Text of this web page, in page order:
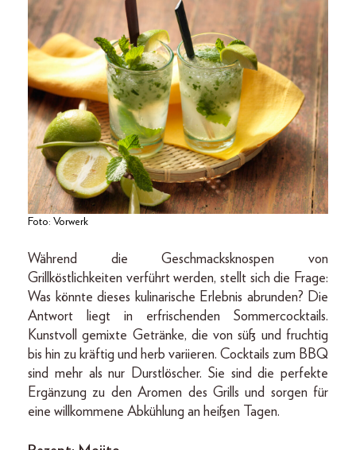
Foto: Vorwerk
Während die Geschmacksknospen von
Grillköstlichkeiten verführt werden, stellt sich die Frage:
Was könnte dieses kulinarische Erlebnis abrunden? Die
Antwort liegt in erfrischenden Sommercocktails.
Kunstvoll gemixte Getränke, die von süß und fruchtig
bis hin zu kräftig und herb variieren. Cocktails zum BBQ
sind mehr als nur Durstlöscher. Sie sind die perfekte
Ergänzung zu den Aromen des Grills und sorgen für
eine willkommene Abkühlung an heißen Tagen.